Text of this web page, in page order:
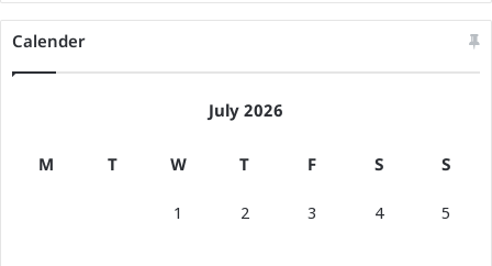
Calender
July 2026
M T W T F S S
1 2 3 4 5